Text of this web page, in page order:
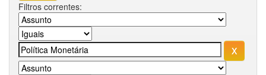
Filtros correntes: